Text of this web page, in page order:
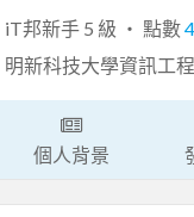
iT邦新手 5 級 ‧ 點數
明新科技大學資訊工
個人背景